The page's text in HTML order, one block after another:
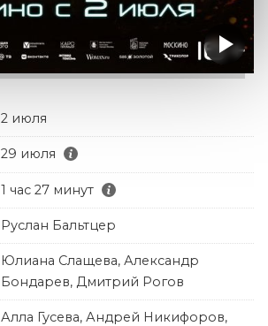
2 июля
29 июля
1 час 27 минут
Руслан Бальтцер
Юлиана Слащева, Александр
Бондарев, Дмитрий Рогов
Алла Гусева, Андрей Никифоров,